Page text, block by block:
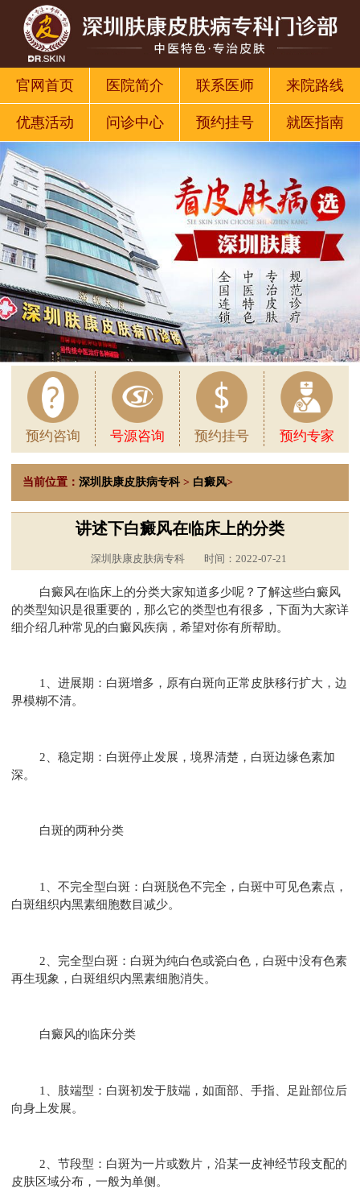
官网首页 医院简介 联系医师 来院路线
优惠活动 问诊中心 预约挂号 就医指南
预约咨询 号源咨询 预约挂号 预约专家
当前位置： 深圳肤康皮肤病专科 > 白癜风>
讲述下白癜风在临床上的分类
深圳肤康皮肤病专科 时间：2022-07-21
白癜风在临床上的分类大家知道多少呢？了解这些白癜风
的类型知识是很重要的，那么它的类型也有很多，下面为大家详
细介绍几种常见的白癜风疾病，希望对你有所帮助。
1、进展期：白斑增多，原有白斑向正常皮肤移行扩大，边
界模糊不清。
2、稳定期：白斑停止发展，境界清楚，白斑边缘色素加
深。
白斑的两种分类
1、不完全型白斑：白斑脱色不完全，白斑中可见色素点，
白斑组织内黑素细胞数目减少。
2、完全型白斑：白斑为纯白色或瓷白色，白斑中没有色素
再生现象，白斑组织内黑素细胞消失。
白癜风的临床分类
1、肢端型：白斑初发于肢端，如面部、手指、足趾部位后
向身上发展。
2、节段型：白斑为一片或数片，沿某一皮神经节段支配的
皮肤区域分布，一般为单侧。